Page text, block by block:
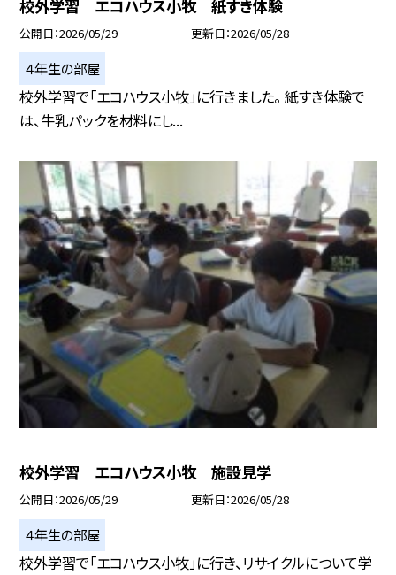
校外学習 エコハウス小牧 紙すき体験
公開日 2026/05/29 更新日 2026/05/28
４年生の部屋
校外学習で「エコハウス小牧」に行きました。 紙すき体験で
は、牛乳パックを材料にし...
校外学習 エコハウス小牧 施設見学
公開日 2026/05/29 更新日 2026/05/28
４年生の部屋
校外学習で「エコハウス小牧」に行き、リサイクルについて学